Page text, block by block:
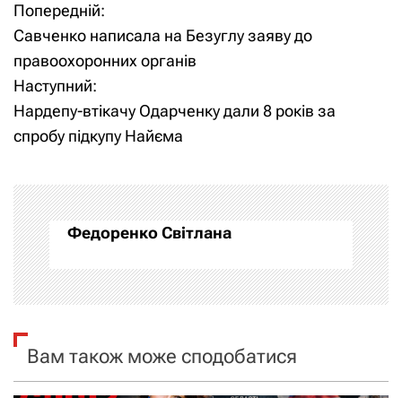
Н
а
в
і
а
ц
і
Попередній:
Савченко написала на Безуглу заяву до
правоохоронних органів
Наступний:
Нардепу-втікачу Одарченку дали 8 років за
спробу підкупу Найєма
Федоренко Світлана
Вам також може сподобатися